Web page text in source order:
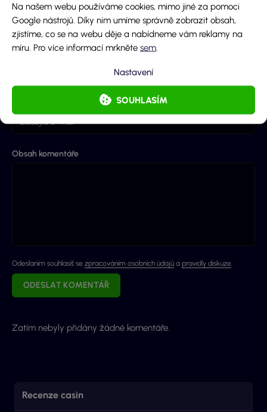
Na našem webu používáme cookies, mimo jiné za pomoci
Google nástrojů. Díky nim umíme správně zobrazit obsah,
zjistíme, co se na webu děje a nabídneme vám reklamy na
míru. Pro více informací mrkněte sem
SOUHLASÍM
Nastavení
Přidej komentář
Jméno
E-mail (nebude zobrazen)
Obsah komentáře
Odeslaním souhlasíš se zpracováním osobních údajů a pravidly diskuze.
ODESLAT KOMENTÁŘ
Zatím nebyly přidány žádné komentáře.
Recenze casin